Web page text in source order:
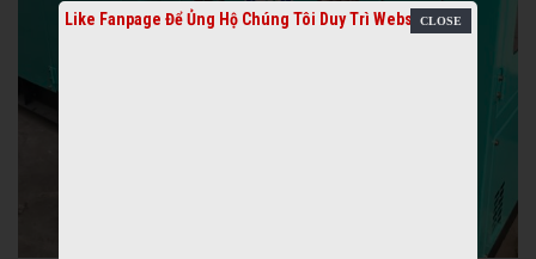
Like Fanpage Để Ủng Hộ Chúng Tôi Duy Trì Website